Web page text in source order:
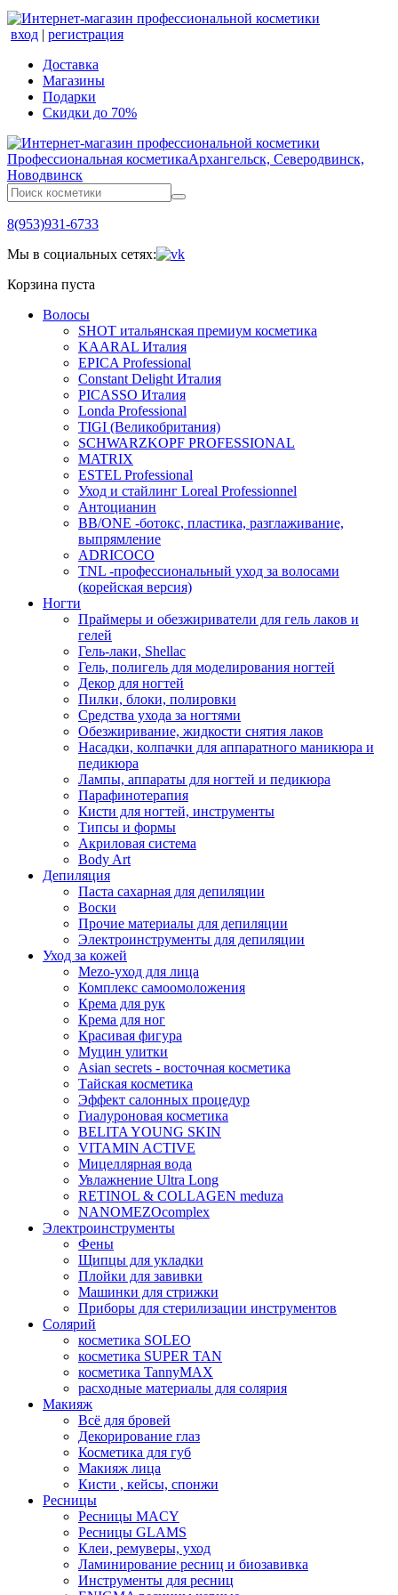
вход | регистрация
Доставка
Магазины
Подарки
Скидки до 70%
Профессиональная косметикаАрхангельск, Северодвинск,
Новодвинск
8(953)931-6733
Мы в социальных сетях:
Корзина пуста
Волосы
SHOT итальянская премиум косметика
KAARAL Италия
EPICA Professional
Constant Delight Италия
PICASSO Италия
Londa Professional
TIGI (Великобритания)
SCHWARZKOPF PROFESSIONAL
MATRIX
ESTEL Professional
Уход и стайлинг Loreal Professionnel
Антоцианин
BB/ONE -ботокс, пластика, разглаживание,
выпрямление
ADRICOCO
TNL -профессиональный уход за волосами
(корейская версия)
Ногти
Праймеры и обезжириватели для гель лаков и
гелей
Гель-лаки, Shellac
Гель, полигель для моделирования ногтей
Декор для ногтей
Пилки, блоки, полировки
Средства ухода за ногтями
Обезжиривание, жидкости снятия лаков
Насадки, колпачки для аппаратного маникюра и
педикюра
Лампы, аппараты для ногтей и педикюра
Парафинотерапия
Кисти для ногтей, инструменты
Типсы и формы
Акриловая система
Body Art
Депиляция
Паста сахарная для депиляции
Воски
Прочие материалы для депиляции
Электроинструменты для депиляции
Уход за кожей
Mezo-уход для лица
Комплекс самоомоложения
Крема для рук
Крема для ног
Красивая фигура
Муцин улитки
Asian seсrets - восточная косметика
Тайская косметика
Эффект салонных процедур
Гиалуроновая косметика
BELITA YOUNG SKIN
VITAMIN ACTIVE
Мицеллярная вода
Увлажнение Ultra Long
RETINOL & COLLAGEN meduza
NANOMEZOcomplex
Электроинструменты
Фены
Щипцы для укладки
Плойки для завивки
Машинки для стрижки
Приборы для стерилизации инструментов
Солярий
косметика SOLEO
косметика SUPER TAN
косметика TannyMAX
расходные материалы для солярия
Макияж
Всё для бровей
Декорирование глаз
Косметика для губ
Макияж лица
Кисти , кейсы, спонжи
Ресницы
Ресницы MACY
Ресницы GLAMS
Клеи, ремуверы, уход
Ламинирование ресниц и биозавивка
Инструменты для ресниц